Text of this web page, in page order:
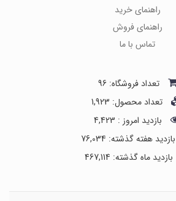
راهنمای خرید
راهنمای فروش
تماس با ما
تعداد فروشگاه: 96
تعداد محصول: 1,923
بازدید امروز : 4,423
بازدید هفته گذشته: 76,034
بازدید ماه گذشته: 467,114